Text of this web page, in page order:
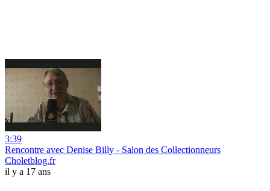
3:39
Rencontre avec Denise Billy - Salon des Collectionneurs
Choletblog.fr
il y a 17 ans